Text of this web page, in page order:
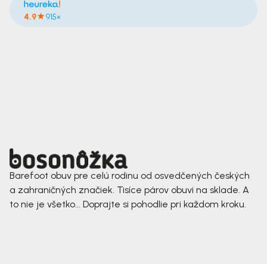
4.9 915×
Barefoot obuv pre celú rodinu od osvedčených českých
a zahraničných značiek. Tisíce párov obuvi na sklade. A
to nie je všetko... Doprajte si pohodlie pri každom kroku.